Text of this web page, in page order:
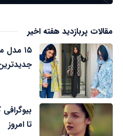
مقالات پربازدید هفته اخیر
تا امروز